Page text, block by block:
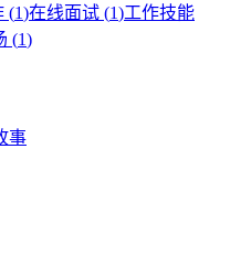
(1)在线面试 (1)工作技能
(1)
事